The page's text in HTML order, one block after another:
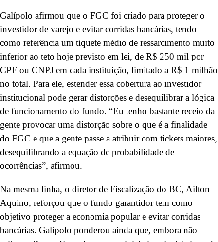
Galípolo afirmou que o FGC foi criado para proteger o
investidor de varejo e evitar corridas bancárias, tendo
como referência um tíquete médio de ressarcimento muito
inferior ao teto hoje previsto em lei, de R$ 250 mil por
CPF ou CNPJ em cada instituição, limitado a R$ 1 milhão
no total. Para ele, estender essa cobertura ao investidor
institucional pode gerar distorções e desequilibrar a lógica
de funcionamento do fundo. “Eu tenho bastante receio da
gente provocar uma distorção sobre o que é a finalidade
do FGC e que a gente passe a atribuir com tickets maiores,
desequilibrando a equação de probabilidade de
ocorrências”, afirmou.
Na mesma linha, o diretor de Fiscalização do BC, Ailton
Aquino, reforçou que o fundo garantidor tem como
objetivo proteger a economia popular e evitar corridas
bancárias. Galípolo ponderou ainda que, embora não